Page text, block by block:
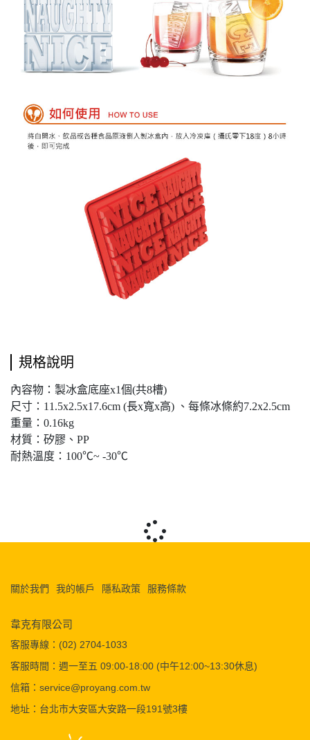
規格說明
內容物：製冰盒底座x1個(共8槽)
尺寸：11.5x2.5x17.6cm (長x寬x高) 、每條冰條約7.2x2.5cm
重量：0.16kg
材質：矽膠、PP
耐熱溫度：100℃~ -30℃
關於我們 我的帳戶 隱私政策 服務條款
韋克有限公司
客服專線：(02) 2704-1033
客服時間：週一至五 09:00-18:00 (中午12:00~13:30休息)
信箱：service@proyang.com.tw
地址：台北市大安區大安路一段191號3樓